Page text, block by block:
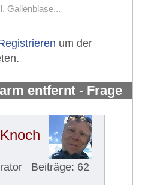
Gallenblase...
um der
entfernt - Frage
Beiträge: 62